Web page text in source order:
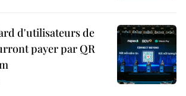
d'utilisateurs de
payer par QR